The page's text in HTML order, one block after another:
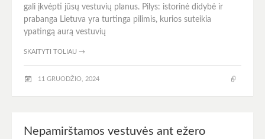
gali įkvėpti jūsų vestuvių planus. Pilys: istorinė didybė ir
prabanga Lietuva yra turtinga pilimis, kurios suteikia
ypatingą aurą vestuvių
SKAITYTI TOLIAU →
11 GRUODŽIO, 2024
Nepamirštamos vestuvės ant ežero